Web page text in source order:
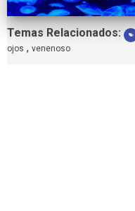
Temas Relacionados:
ojos , venenoso